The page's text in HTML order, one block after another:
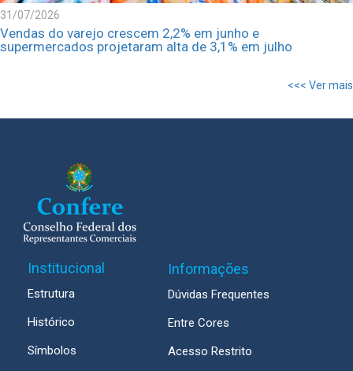
31/07/2026
Vendas do varejo crescem 2,2% em junho e
supermercados projetaram alta de 3,1% em julho
<<< Ver mais
Institucional
Estrutura
Histórico
Símbolos
Informações
Dúvidas Frequentes
Entre Cores
Acesso Restrito